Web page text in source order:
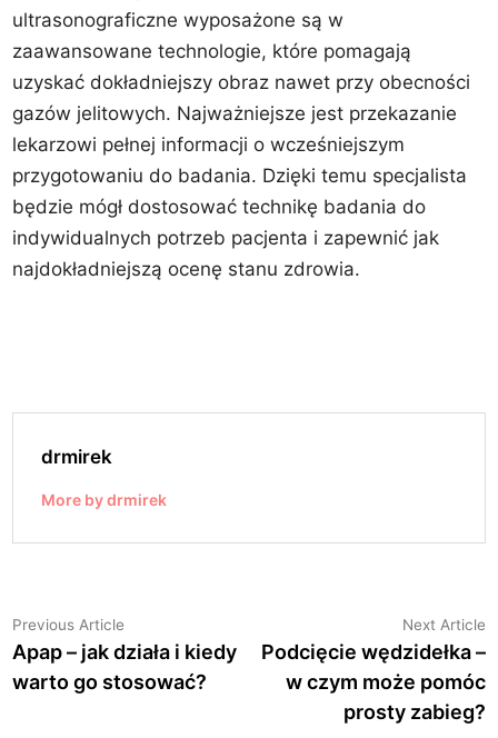
ultrasonograficzne wyposażone są w
zaawansowane technologie, które pomagają
uzyskać dokładniejszy obraz nawet przy obecności
gazów jelitowych. Najważniejsze jest przekazanie
lekarzowi pełnej informacji o wcześniejszym
przygotowaniu do badania. Dzięki temu specjalista
będzie mógł dostosować technikę badania do
indywidualnych potrzeb pacjenta i zapewnić jak
najdokładniejszą ocenę stanu zdrowia.
drmirek
More by drmirek
Nawigacja
wpisu
Previous Article
article:
Apap – jak działa i kiedy
warto go stosować?
Next Article
Podcięcie wędzidełka –
w czym może pomóc
prosty zabieg?